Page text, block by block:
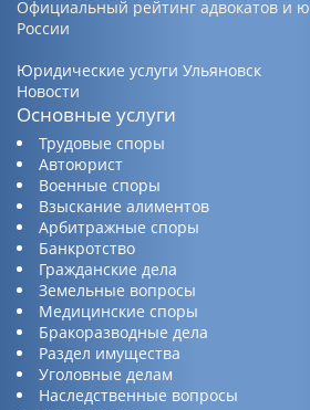
Официальный рейтинг адвокатов и
России
Юридические услуги Ульяновск
Новости
Основные услуги
Трудовые споры
Автоюрист
Военные споры
Взыскание алиментов
Арбитражные споры
Банкротство
Гражданские дела
Земельные вопросы
Медицинские споры
Бракоразводные дела
Раздел имущества
Уголовные делам
Наследственные вопросы